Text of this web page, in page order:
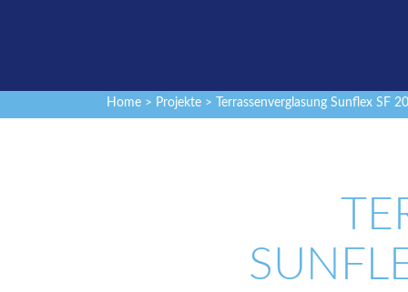
Home > Projekte > Terrassenverglasung Sunflex SF